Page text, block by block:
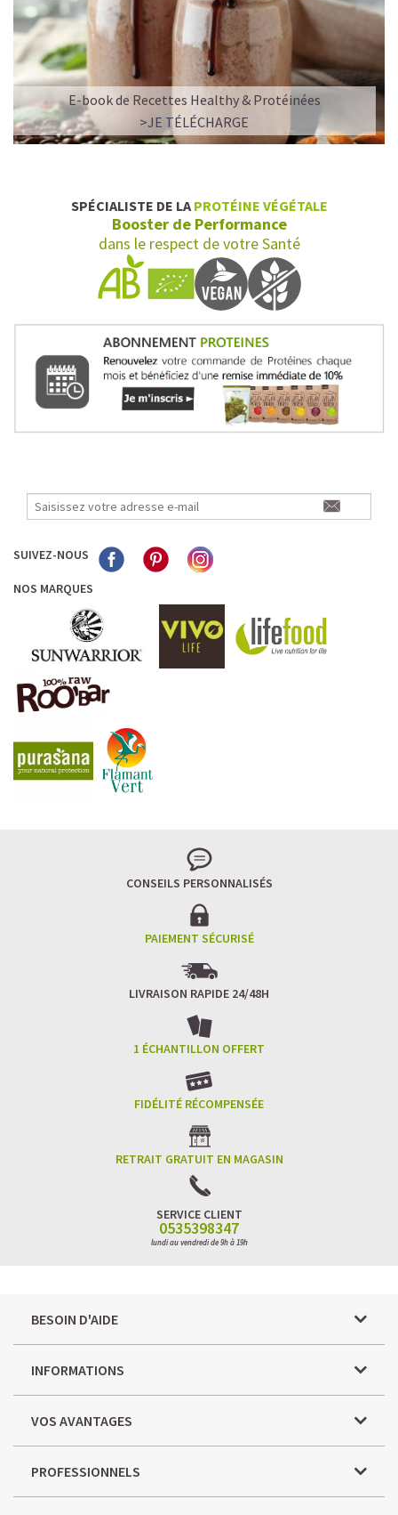
E-book de Recettes Healthy & Protéinées
>JE TÉLÉCHARGE
SPÉCIALISTE DE LA PROTÉINE VÉGÉTALE
Booster de Performance
dans le respect de votre Santé
SUIVEZ-NOUS
NOS MARQUES
CONSEILS PERSONNALISÉS
PAIEMENT SÉCURISÉ
LIVRAISON RAPIDE 24/48H
1 ÉCHANTILLON OFFERT
FIDÉLITÉ RÉCOMPENSÉE
RETRAIT GRATUIT EN MAGASIN
SERVICE CLIENT
0535398347
lundi au vendredi de 9h à 19h
BESOIN D'AIDE
INFORMATIONS
VOS AVANTAGES
PROFESSIONNELS